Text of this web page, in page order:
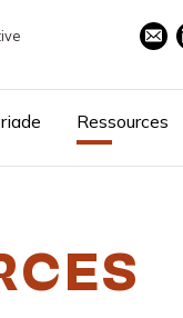
Ressources